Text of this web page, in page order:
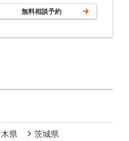
無料相談予約
県 茨城県